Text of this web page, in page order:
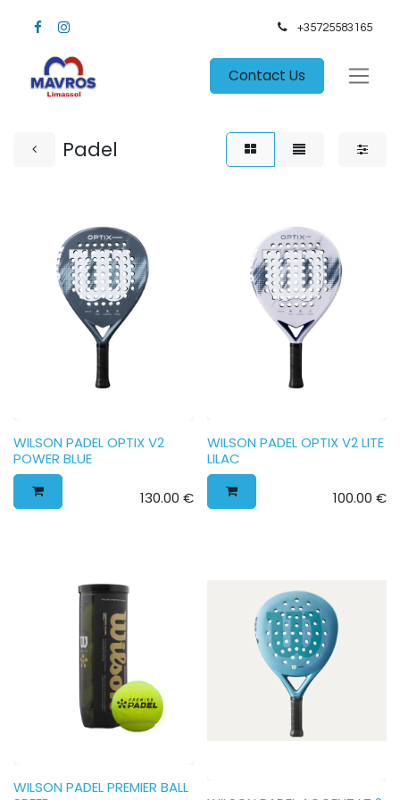
+35725583165​
Contact Us
Padel
WILSON PADEL OPTIX V2
POWER BLUE
130.00 €
WILSON PADEL OPTIX V2 LITE
LILAC
100.00 €
WILSON PADEL PREMIER BALL